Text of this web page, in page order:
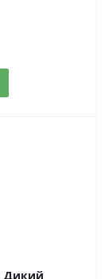
Дикий